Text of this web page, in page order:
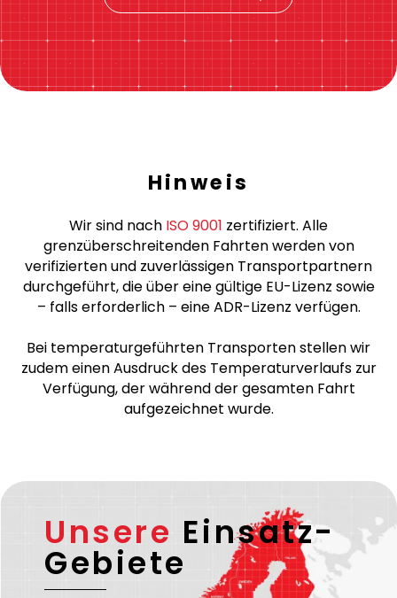
Hinweis
Wir sind nach ISO 9001 zertifiziert. Alle
grenzüberschreitenden Fahrten werden von
verifizierten und zuverlässigen Transportpartnern
durchgeführt, die über eine gültige EU-Lizenz sowie
– falls erforderlich – eine ADR-Lizenz verfügen.
Bei temperaturgeführten Transporten stellen wir
zudem einen Ausdruck des Temperaturverlaufs zur
Verfügung, der während der gesamten Fahrt
aufgezeichnet wurde.
Unsere Einsatz-
Gebiete